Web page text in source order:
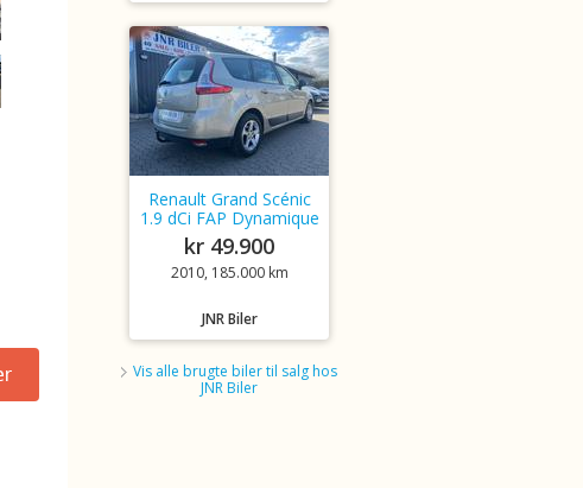
Renault Grand Scénic
1.9 dCi FAP Dynamique
kr 49.900
2010, 185.000 km
JNR Biler
Vis alle brugte biler til salg hos
JNR Biler